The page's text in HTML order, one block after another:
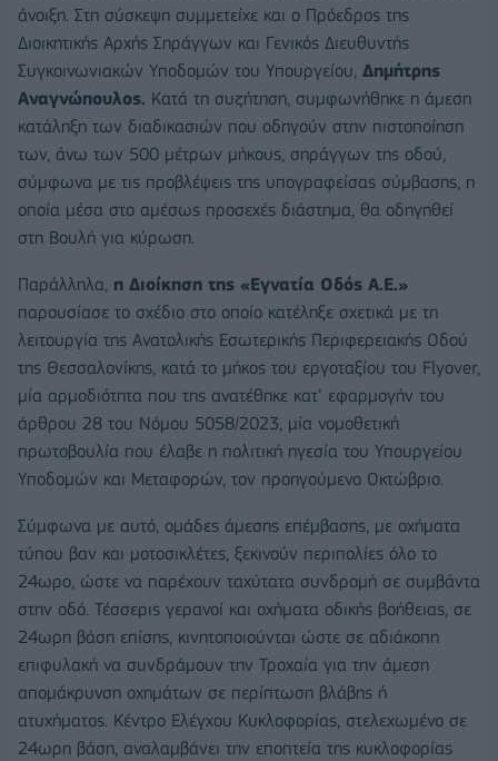
άνοιξη. Στη σύσκεψη συμμετείχε και ο Πρόεδρος της
Διοικητικής Αρχής Σηράγγων και Γενικός Διευθυντής
Συγκοινωνιακών Υποδομών του Υπουργείου, Δημήτρης
Αναγνώπουλος. Κατά τη συζήτηση, συμφωνήθηκε η άμεση
κατάληξη των διαδικασιών που οδηγούν στην πιστοποίηση
των, άνω των 500 μέτρων μήκους, σηράγγων της οδού,
σύμφωνα με τις προβλέψεις της υπογραφείσας σύμβασης, η
οποία μέσα στο αμέσως προσεχές διάστημα, θα οδηγηθεί
στη Βουλή για κύρωση.
Παράλληλα, η Διοίκηση της «Εγνατία Οδός Α.Ε.»
παρουσίασε το σχέδιο στο οποίο κατέληξε σχετικά με τη
λειτουργία της Ανατολικής Εσωτερικής Περιφερειακής Οδού
της Θεσσαλονίκης, κατά το μήκος του εργοταξίου του Flyover,
μία αρμοδιότητα που της ανατέθηκε κατ’ εφαρμογήν του
άρθρου 28 του Νόμου 5058/2023, μία νομοθετική
πρωτοβουλία που έλαβε η πολιτική ηγεσία του Υπουργείου
Υποδομών και Μεταφορών, τον προηγούμενο Οκτώβριο.
Σύμφωνα με αυτό, ομάδες άμεσης επέμβασης, με οχήματα
τύπου βαν και μοτοσικλέτες, ξεκινούν περιπολίες όλο το
24ωρο, ώστε να παρέχουν ταχύτατα συνδρομή σε συμβάντα
στην οδό. Τέσσερις γερανοί και οχήματα οδικής βοήθειας, σε
24ωρη βάση επίσης, κινητοποιούνται ώστε σε αδιάκοπη
επιφυλακή να συνδράμουν την Τροχαία για την άμεση
απομάκρυνση οχημάτων σε περίπτωση βλάβης ή
ατυχήματος. Κέντρο Ελέγχου Κυκλοφορίας, στελεχωμένο σε
24ωρη βάση, αναλαμβάνει την εποπτεία της κυκλοφορίας